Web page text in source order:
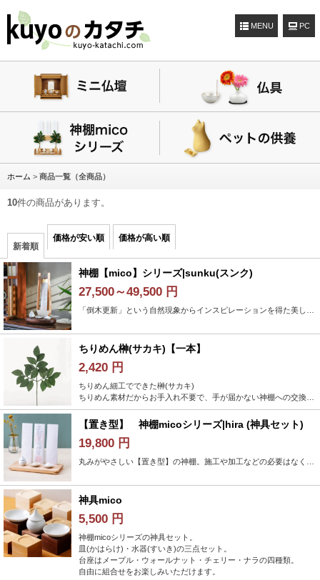
MENU
ホーム > 商品一覧（全商品）
10件の商品があります。
新着順
価格が安い順 価格が高い順
神棚【mico】シリーズ|sunku(スンク)
27,500～49,500 円
ちりめん榊(サカキ)【一本】
2,420 円
ちりめん細工でできた榊(サカキ)
ちりめん素材だからお手入れ不要で、手が届かない神棚への交換に困っている方や、傷みやすい夏場でもいつも綺麗に飾ることができます。
【置き型】 神棚micoシリーズ|hira (神具セット)
19,800 円
神具mico
5,500 円
神棚micoシリーズの神具セット。
皿(かはらけ)・水器(すいき)の三点セット。
台座はメープル・ウォールナット・チェリー・ナラの四種類。
自由に組合せをお楽しみいただけます。